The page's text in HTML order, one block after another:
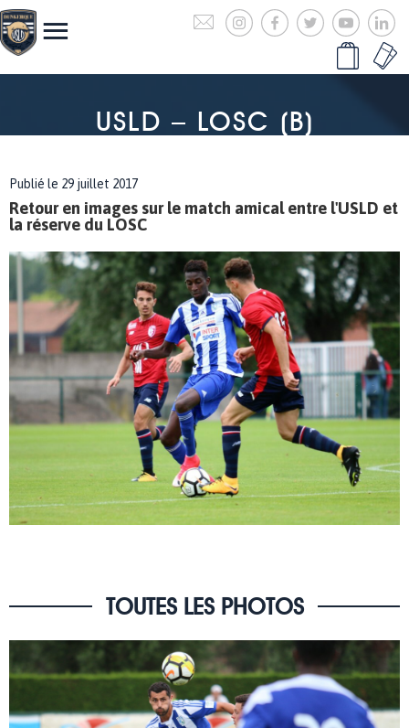
USLD – LOSC (B)
Publié le 29 juillet 2017
Retour en images sur le match amical entre l'USLD et
la réserve du LOSC
TOUTES LES PHOTOS